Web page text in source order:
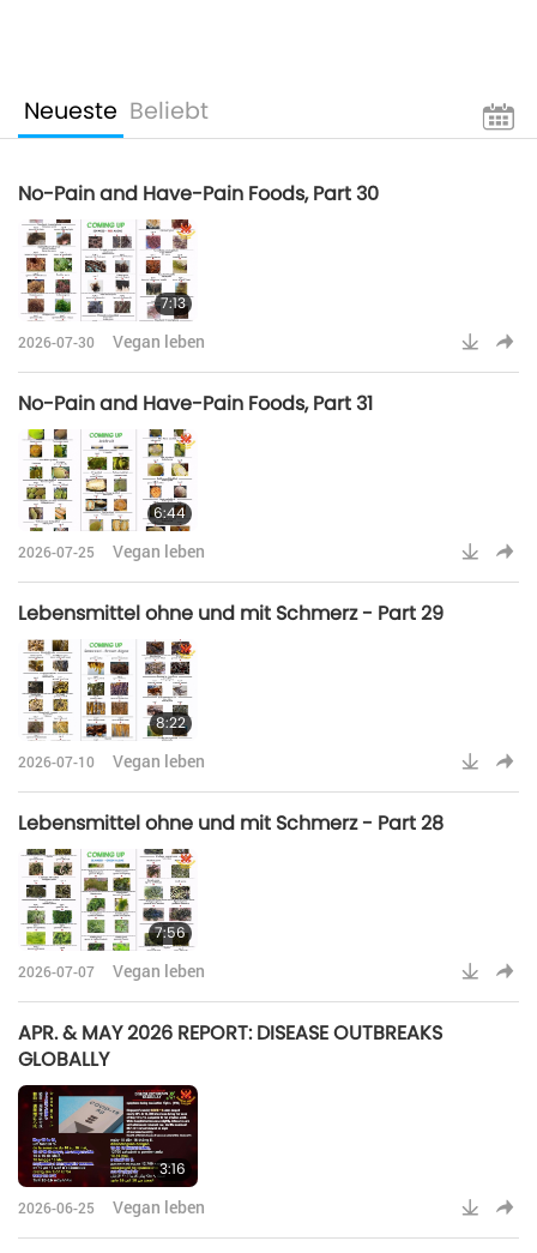
Neueste Beliebt
No-Pain and Have-Pain Foods, Part 30
7:13
2026-07-30 Vegan leben
No-Pain and Have-Pain Foods, Part 31
6:44
2026-07-25 Vegan leben
Lebensmittel ohne und mit Schmerz - Part 29
8:22
2026-07-10 Vegan leben
Lebensmittel ohne und mit Schmerz - Part 28
7:56
2026-07-07 Vegan leben
APR. & MAY 2026 REPORT: DISEASE OUTBREAKS
GLOBALLY
3:16
2026-06-25 Vegan leben